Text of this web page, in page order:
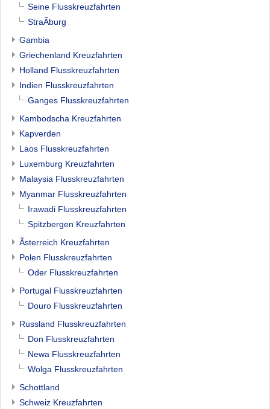
Seine Flusskreuzfahrten
StraÃburg
Gambia
Griechenland Kreuzfahrten
Holland Flusskreuzfahrten
Indien Flusskreuzfahrten
Ganges Flusskreuzfahrten
Kambodscha Kreuzfahrten
Kapverden
Laos Flusskreuzfahrten
Luxemburg Kreuzfahrten
Malaysia Flusskreuzfahrten
Myanmar Flusskreuzfahrten
Irawadi Flusskreuzfahrten
Spitzbergen Kreuzfahrten
Ãsterreich Kreuzfahrten
Polen Flusskreuzfahrten
Oder Flusskreuzfahrten
Portugal Flusskreuzfahrten
Douro Flusskreuzfahrten
Russland Flusskreuzfahrten
Don Flusskreuzfahrten
Newa Flusskreuzfahrten
Wolga Flusskreuzfahrten
Schottland
Schweiz Kreuzfahrten